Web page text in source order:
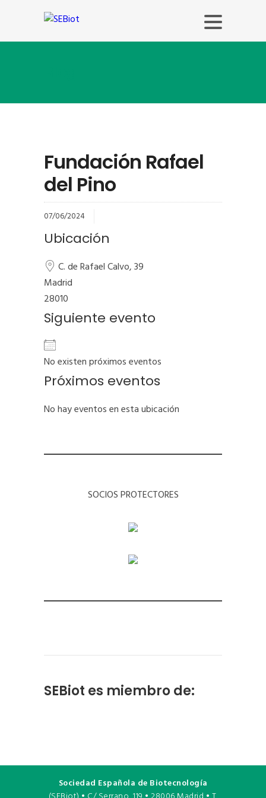
Fundación Rafael
del Pino
07/06/2024
Ubicación
C. de Rafael Calvo, 39
Madrid
28010
Siguiente evento
No existen próximos eventos
Próximos eventos
No hay eventos en esta ubicación
SOCIOS PROTECTORES
SEBiot es miembro de:
Sociedad Española de Biotecnología